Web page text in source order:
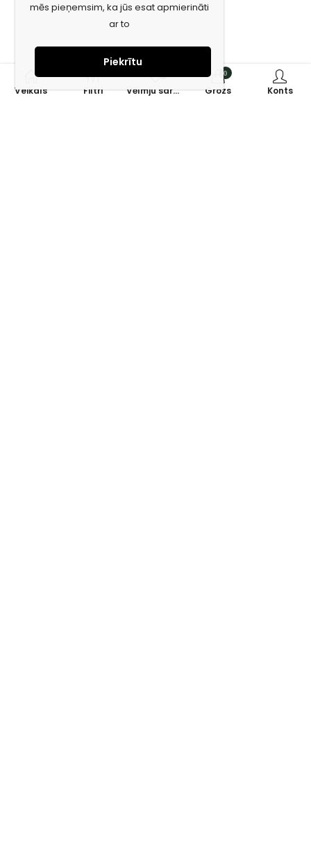
Veikals Filtri Vēlmju saraksts
0
Grozs Konts
mēs pieņemsim, ka jūs esat apmierināti
ar to
Piekrītu